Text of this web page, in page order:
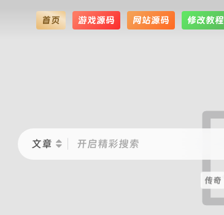
首页 游戏源码 网站源码 修改教程
文章 开启精彩搜索
传奇